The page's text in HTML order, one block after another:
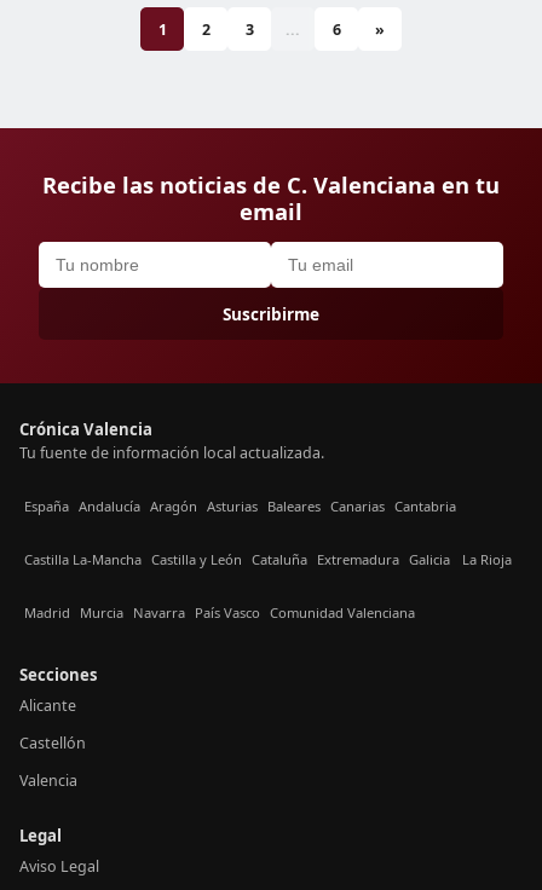
1 2 3 ... 6 »
Recibe las noticias de C. Valenciana en tu
email
Suscribirme
Crónica Valencia
Tu fuente de información local actualizada.
España Andalucía Aragón Asturias Baleares Canarias Cantabria
Castilla La-Mancha Castilla y León Cataluña Extremadura Galicia La Rioja
Madrid Murcia Navarra País Vasco Comunidad Valenciana
Secciones
Alicante
Castellón
Valencia
Legal
Aviso Legal